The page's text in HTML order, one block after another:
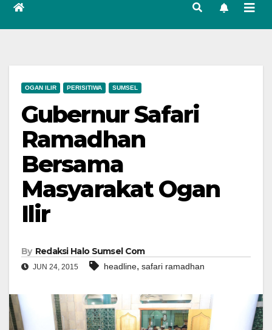
OGAN ILIR PERISITIWA SUMSEL
Gubernur Safari
Ramadhan
Bersama
Masyarakat Ogan
Ilir
By Redaksi Halo Sumsel Com
JUN 24, 2015 headline, safari ramadhan